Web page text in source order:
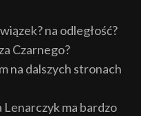
na odległość?
Czarnego?
na dalszych stronach
Lenarczyk ma bardzo